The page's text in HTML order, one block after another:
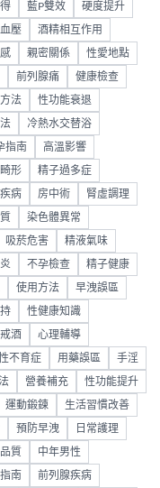
藍P雙效 硬度提升
壓 酒精相互作用
親密關係 性愛地點
前列腺痛 健康檢查
法 性功能衰退
冷熱水交替浴
指南 高溫影響
形 精子過多症
病 房中術 腎虛調理
染色體異常
吸菸危害 精液氣味
不孕檢查 精子健康
使用方法 早洩誤區
性健康知識
戒酒 心理輔導
不育症 用藥誤區 手淫
營養補充 性功能提升
運動鍛鍊 生活習慣改善
預防早洩 日常護理
質 中年男性
南 前列腺疾病